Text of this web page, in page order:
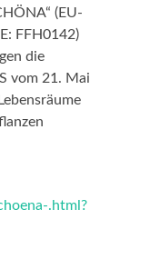
(EU-
FFH0142)
die
vom 21. Mai
.html?